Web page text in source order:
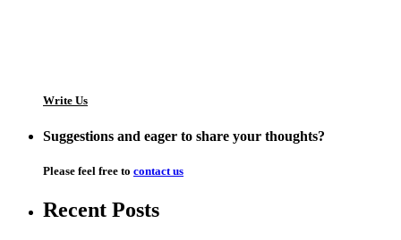
Write Us
Suggestions and eager to share your thoughts?
Please feel free to contact us
Recent Posts